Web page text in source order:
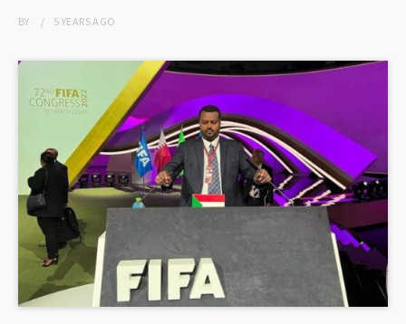
BY 5 YEARSAGO